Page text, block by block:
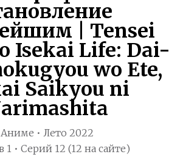
| Tensei
Isekai Life: Dai-
wo Ete,
Saikyou ni
Аниме • Лето 2022
1 • Серий 12 (12 на сайте)